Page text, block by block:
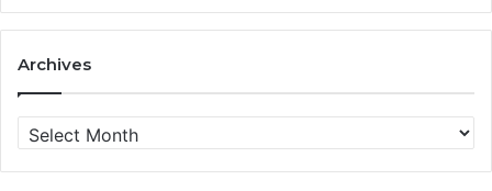
Archives
Archives